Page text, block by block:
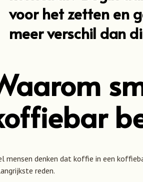
voor het zetten en
meer verschil dan
mensen denken dat koffie in een
reden.